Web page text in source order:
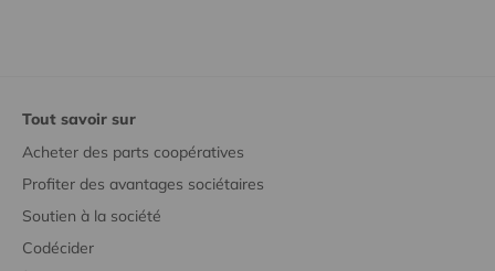
Tout savoir sur
Acheter des parts coopératives
Profiter des avantages sociétaires
Soutien à la société
Codécider